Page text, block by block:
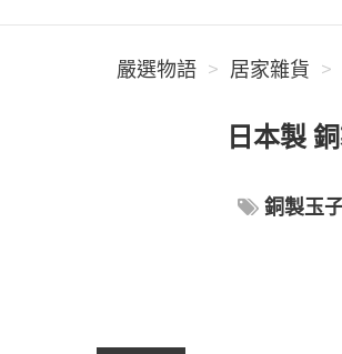
嚴選物語 居家雜貨
日本製
銅製玉